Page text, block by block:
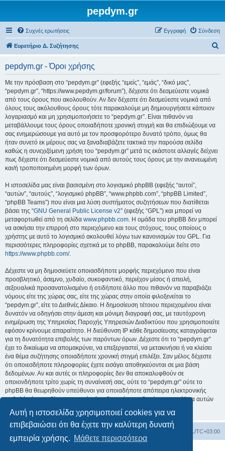
Αυτή η ιστοσελίδα χρησιμοποιεί cookies για να
επιβεβαιώσει ότι θα έχετε την καλύτερη δυνατή
εμπειρία χρήσης. Μάθετε περισσότερα
pepdym.gr
Συχνές ερωτήσεις Σύνδεση
Εγγραφή
Ευρετήριο Δ. Συζήτησης
pepdym.gr - Όροι χρήσης
Με την πρόσβαση στο “pepdym.gr” (εφεξής “εμείς”, “εμάς”, “δικό μας”,
“pepdym.gr”, “https://www.pepdym.gr/forum”), δέχεστε ότι δεσμεύεστε νομικά
από τους όρους που ακολουθούν. Αν δεν δέχεστε ότι δεσμεύεστε νομικά από
όλους τους ακόλουθους όρους τότε παρακαλούμε μη δημιουργήσετε κάποιον
λογαριασμό και μη χρησιμοποιήσετε το “pepdym.gr”. Είναι πιθανόν να
μεταβάλλουμε τους όρους οποιαδήποτε χρονική στιγμή και θα επιδιώξουμε να
σας ενημερώσουμε για αυτό με τον προσφορότερο δυνατό τρόπο, όμως θα
ήταν συνετό εκ μέρους σας να ξαναδιαβάζετε τακτικά την παρούσα σελίδα
καθώς η συνεχιζόμενη χρήση του “pepdym.gr” μετά τις εκάστοτε αλλαγές δείχνει
πως δέχεστε ότι δεσμεύεστε νομικά από αυτούς τους όρους με την ανανεωμένη
και/ή τροποποιημένη μορφή των όρων.
Η ιστοσελίδα μας είναι βασισμένη στο λογισμικό phpBB (εφεξής “αυτοί”,
“αυτών”, “αυτούς”, “λογισμικό phpBB”, “www.phpbb.com”, “phpBB Limited”,
“phpBB Teams”) που είναι μια λύση συστήματος συζητήσεων που διατίθεται
βάσει της “GNU General Public License v2” (εφεξής “GPL”) και μπορεί να
μεταφορτωθεί από τη σελίδα www.phpbb.com. Η ομάδα του phpBB δεν μπορεί
να ασκήσει την επιρροή στο περιεχόμενο και τους στόχους, τους οποίους ο
χρήστης με αυτό το λογισμικό ακολουθεί λόγω των κανονισμών του GPL. Για
περισσότερες πληροφορίες σχετικά με το phpBB, παρακαλούμε δείτε στο
https://www.phpbb.com/.
Δέχεστε να μη δημοσιεύετε οποιασδήποτε μορφής περιεχόμενο που είναι
προσβλητικό, άσεμνο, χυδαίο, συκοφαντικό, περιέχον μίσος ή απειλή,
σεξουαλικά προσανατολισμένο ή οτιδήποτε άλλο που πιθανόν να παραβιάζει
νόμους είτε της χώρας σας, είτε της χώρας στην οποία φιλοξενείται το
“pepdym.gr”, είτε το Διεθνές Δίκαιο. Η δημοσίευση τέτοιου περιεχομένου είναι
δυνατόν να οδηγήσει στην άμεση και μόνιμη διαγραφή σας, με ταυτόχρονη
ενημέρωση της Υπηρεσίας Παροχής Υπηρεσιών Διαδικτύου που χρησιμοποιείτε
εφόσον κρίνουμε απαραίτητο. Η διεύθυνση IP κάθε δημοσίευσης καταγράφεται
για τη δυνατότητα επιβολής των παρόντων όρων. Δέχεστε ότι το “pepdym.gr”
έχει το δικαίωμα να απομακρύνει, να επεξεργαστεί, να μετακινήσει ή να κλείσει
ένα θέμα συζήτησης οποιαδήποτε χρονική στιγμή επιλέξει. Σαν μέλος δέχεστε
ότι οποιεσδήποτε πληροφορίες έχετε εισάγει αποθηκεύονται σε μια βάση
δεδομένων. Αν και αυτές οι πληροφορίες δεν θα αποκαλυφθούν σε
οποιονδήποτε τρίτο χωρίς τη συναίνεσή σας, ούτε το “pepdym.gr” ούτε το
phpBB θα θεωρηθούν υπεύθυνοι για οποιαδήποτε απόπειρα ηλεκτρονικής
εισβολής ή παραβίασης η οποία είναι δυνατόν να οδηγήσει σε απώλεια αυτών
των δεδομένων.
UTC+03:00